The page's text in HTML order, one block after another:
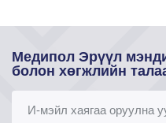
Медипол Эрүүл
болон хөгжлийн